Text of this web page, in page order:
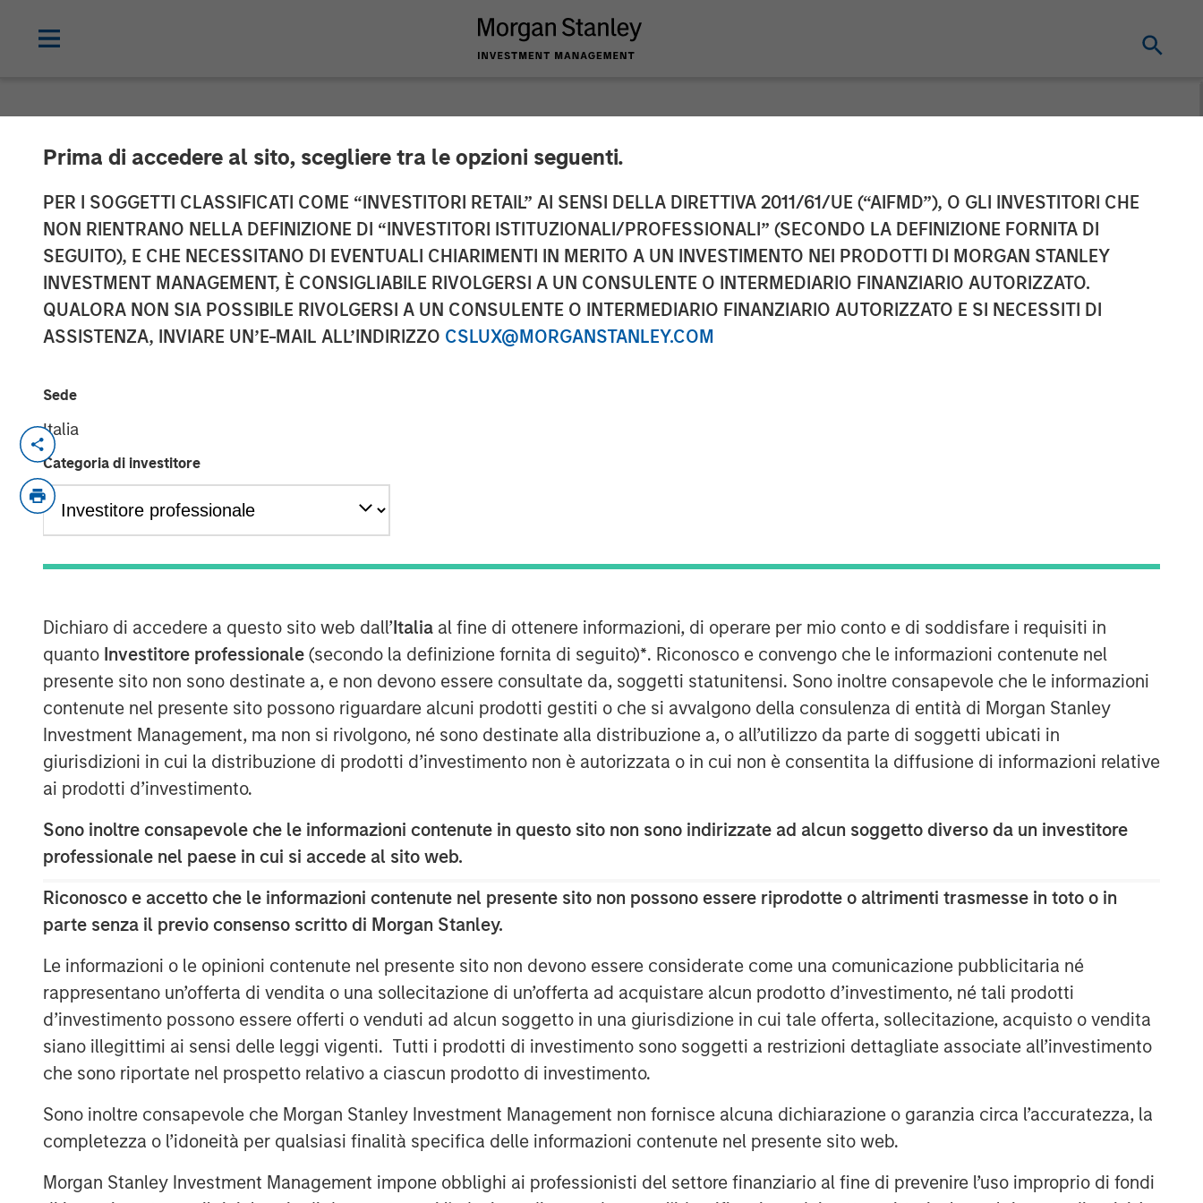
Prima di accedere al sito, scegliere tra le opzioni seguenti.
PER I SOGGETTI CLASSIFICATI COME “INVESTITORI RETAIL” AI SENSI DELLA DIRETTIVA 2011/61/UE (“AIFMD”), O GLI INVESTITORI CHE
NON RIENTRANO NELLA DEFINIZIONE DI “INVESTITORI ISTITUZIONALI/PROFESSIONALI” (SECONDO LA DEFINIZIONE FORNITA DI
SEGUITO), E CHE NECESSITANO DI EVENTUALI CHIARIMENTI IN MERITO A UN INVESTIMENTO NEI PRODOTTI DI MORGAN STANLEY
INVESTMENT MANAGEMENT, È CONSIGLIABILE RIVOLGERSI A UN CONSULENTE O INTERMEDIARIO FINANZIARIO AUTORIZZATO.
QUALORA NON SIA POSSIBILE RIVOLGERSI A UN CONSULENTE O INTERMEDIARIO FINANZIARIO AUTORIZZATO E SI NECESSITI DI
ASSISTENZA, INVIARE UN’E-MAIL ALL’INDIRIZZO CSLUX@MORGANSTANLEY.COM
Sede
Italia
Categoria di investitore
Dichiaro di accedere a questo sito web dall’Italia al fine di ottenere informazioni, di operare per mio conto e di soddisfare i requisiti in
quanto Investitore professionale (secondo la definizione fornita di seguito)*. Riconosco e convengo che le informazioni contenute nel
presente sito non sono destinate a, e non devono essere consultate da, soggetti statunitensi. Sono inoltre consapevole che le informazioni
contenute nel presente sito possono riguardare alcuni prodotti gestiti o che si avvalgono della consulenza di entità di Morgan Stanley
Investment Management, ma non si rivolgono, né sono destinate alla distribuzione a, o all’utilizzo da parte di soggetti ubicati in
giurisdizioni in cui la distribuzione di prodotti d’investimento non è autorizzata o in cui non è consentita la diffusione di informazioni relative
ai prodotti d’investimento.
Sono inoltre consapevole che le informazioni contenute in questo sito non sono indirizzate ad alcun soggetto diverso da un investitore
professionale nel paese in cui si accede al sito web.
Riconosco e accetto che le informazioni contenute nel presente sito non possono essere riprodotte o altrimenti trasmesse in toto o in
parte senza il previo consenso scritto di Morgan Stanley.
Le informazioni o le opinioni contenute nel presente sito non devono essere considerate come una comunicazione pubblicitaria né
rappresentano un’offerta di vendita o una sollecitazione di un’offerta ad acquistare alcun prodotto d’investimento, né tali prodotti
d’investimento possono essere offerti o venduti ad alcun soggetto in una giurisdizione in cui tale offerta, sollecitazione, acquisto o vendita
siano illegittimi ai sensi delle leggi vigenti. Tutti i prodotti di investimento sono soggetti a restrizioni dettagliate associate all’investimento
che sono riportate nel prospetto relativo a ciascun prodotto di investimento.
Sono inoltre consapevole che Morgan Stanley Investment Management non fornisce alcuna dichiarazione o garanzia circa l’accuratezza, la
completezza o l’idoneità per qualsiasi finalità specifica delle informazioni contenute nel presente sito web.
Morgan Stanley Investment Management impone obblighi ai professionisti del settore finanziario al fine di prevenire l’uso improprio di fondi
Parametric Fixed Income Portfolio Manager:
Nisha Patel on CNBC
16 APRILE 2026
The Exchange
municipal fundamentals remain broadly stable and defaults are
historically low, credit dispersion is increasing across sectors, making
active credit oversight, recent attractive tax-exempt yields, and why
customization and tax efficiency.
View Here
MSIM Spokesperson
Nisha Patel
Managing Director
Morgan Stanley
Morgan Stanley Careers